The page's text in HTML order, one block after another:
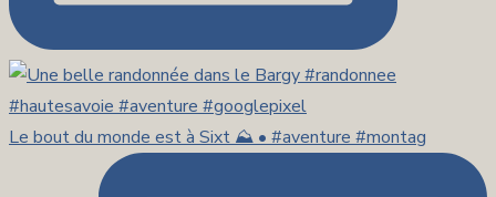
Le bout du monde est à Sixt ⛰️ • #aventure #montag